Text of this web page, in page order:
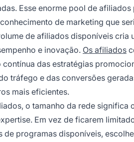
Esse enorme pool de
de marketing que
de afiliados disponíveis
e inovação. Os afiliados
das estratégias
tráfego e das conversões
mais eficientes.
o tamanho da rede
Em vez de ficarem
de programas disponíveis,